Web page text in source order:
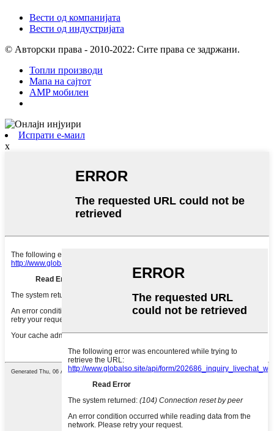
Вести од компанијата
Вести од индустријата
© Авторски права - 2010-2022: Сите права се задржани.
Топли производи
Мапа на сајтот
AMP мобилен
Испрати е-маил
x